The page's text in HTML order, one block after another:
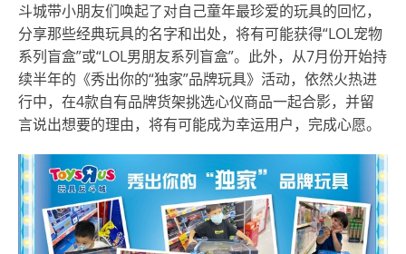
斗城带小朋友们唤起了对自己童年最珍爱的玩具的回忆，
分享那些经典玩具的名字和出处，将有可能获得“LOL宠物
系列盲盒”或“LOL男朋友系列盲盒”。此外，从7月份开始持
续半年的《秀出你的“独家”品牌玩具》活动，依然火热进
行中，在4款自有品牌货架挑选心仪商品一起合影，并留
言说出想要的理由，将有可能成为幸运用户，完成心愿。